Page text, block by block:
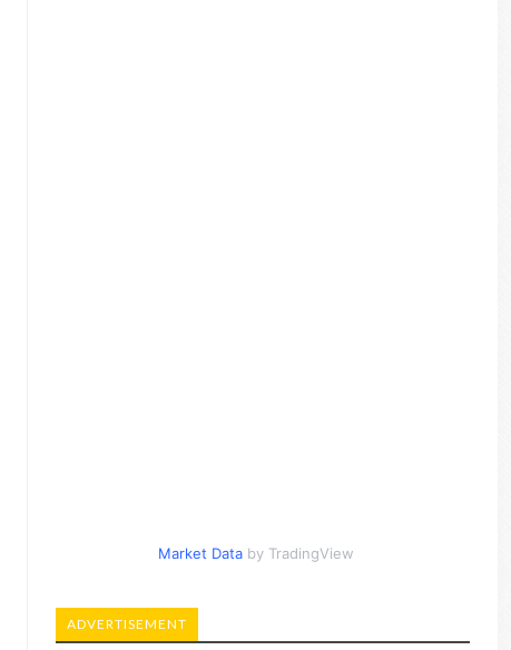
Market Databy TradingView
ADVERTISEMENT